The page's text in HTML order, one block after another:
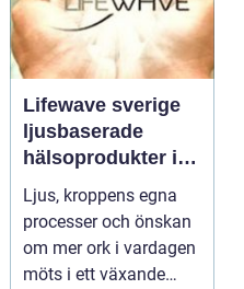
Lifewave sverige
ljusbaserade
hälsoprodukter i
fokus
Ljus, kroppens egna
processer och önskan
om mer ork i vardagen
möts i ett växande